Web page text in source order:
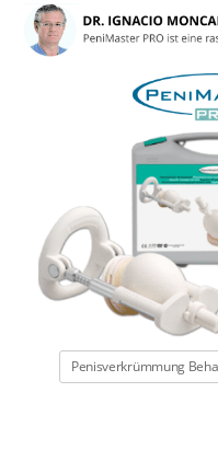
Penisverkrümmung